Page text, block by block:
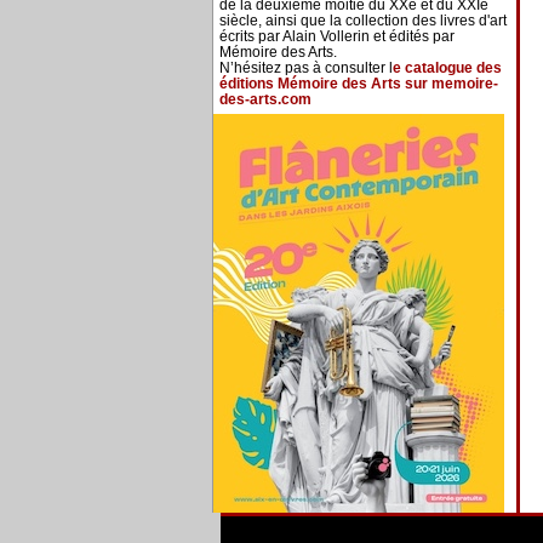
de la deuxième moitié du XXe et du XXIe
siècle, ainsi que la collection des livres d'art
écrits par Alain Vollerin et édités par
Mémoire des Arts.
N’hésitez pas à consulter l e catalogue des
éditions Mémoire des Arts sur memoire-
des-arts.com